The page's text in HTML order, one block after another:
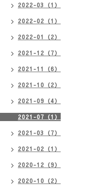
2022-03（1）
2022-02（1）
2022-01（2）
2021-12（7）
2021-11（6）
2021-10（2）
2021-09（4）
2021-07（1）
2021-03（7）
2021-02（1）
2020-12（9）
2020-10（2）